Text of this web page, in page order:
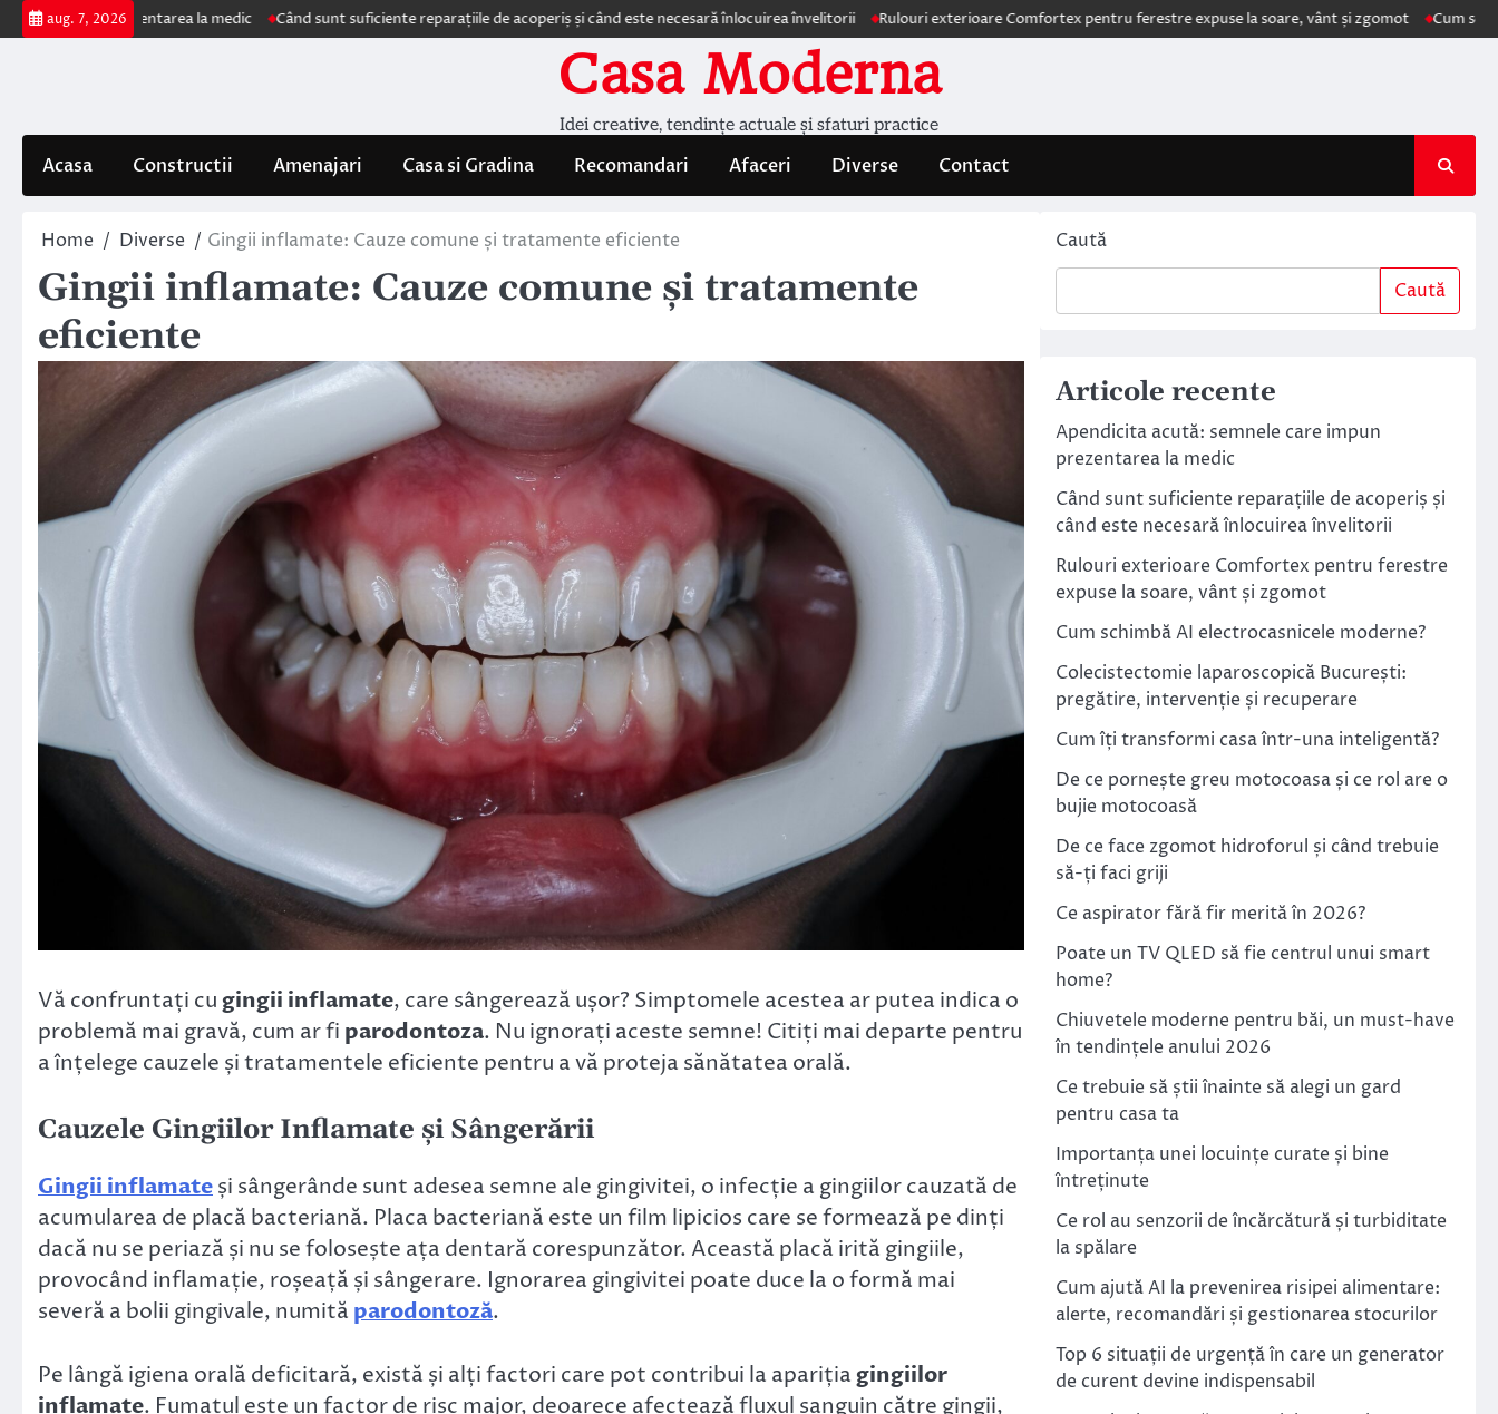
Skip
to
aug. 7, 2026
prezentarea la medic Când sunt suficiente reparațiile de acoperiș și când este necesară înlocuirea învelitorii Rulouri exterioare Comfortex pentru ferestre expuse la soare, vânt și zgomot Cum schimbă AI
Casa Moderna
Idei creative, tendințe actuale și sfaturi practice
Acasa Constructii Amenajari Casa si Gradina Recomandari Afaceri Diverse Contact
Home Diverse Gingii inflamate: Cauze comune și tratamente eficiente
Gingii inflamate: Cauze comune și tratamente
eficiente
Vă confruntați cugingii inflamate, care sângerează ușor? Simptomele acestea ar putea indica o
problemă mai gravă, cum ar fi parodontoza. Nu ignorați aceste semne! Citiți mai departe pentru
a înțelege cauzele și tratamentele eficiente pentru a vă proteja sănătatea orală.
Cauzele Gingiilor Inflamate și Sângerării
Gingii inflamateși sângerânde sunt adesea semne ale gingivitei, o infecție a gingiilor cauzată de
acumularea de placă bacteriană. Placa bacteriană este un film lipicios care se formează pe dinți
dacă nu se periază și nu se folosește ața dentară corespunzător. Această placă irită gingiile,
provocând inflamație, roșeață și sângerare. Ignorarea gingivitei poate duce la o formă mai
severă a bolii gingivale, numită parodontoză.
Pe lângă igiena orală deficitară, există și alți factori care pot contribui la aparițiagingiilor
inflamate. Fumatul este un factor de risc major, deoarece afectează fluxul sanguin către gingii,
Caută
Caută
Articole recente
Apendicita acută: semnele care impun
prezentarea la medic
Când sunt suficiente reparațiile de acoperiș și
când este necesară înlocuirea învelitorii
Rulouri exterioare Comfortex pentru ferestre
expuse la soare, vânt și zgomot
Cum schimbă AI electrocasnicele moderne?
Colecistectomie laparoscopică București:
pregătire, intervenție și recuperare
Cum îți transformi casa într-una inteligentă?
De ce pornește greu motocoasa și ce rol are o
bujie motocoasă
De ce face zgomot hidroforul și când trebuie
să-ți faci griji
Ce aspirator fără fir merită în 2026?
Poate un TV QLED să fie centrul unui smart
home?
Chiuvetele moderne pentru băi, un must-have
în tendințele anului 2026
Ce trebuie să știi înainte să alegi un gard
pentru casa ta
Importanța unei locuințe curate și bine
întreținute
Ce rol au senzorii de încărcătură și turbiditate
la spălare
Cum ajută AI la prevenirea risipei alimentare:
alerte, recomandări și gestionarea stocurilor
Top 6 situații de urgență în care un generator
de curent devine indispensabil